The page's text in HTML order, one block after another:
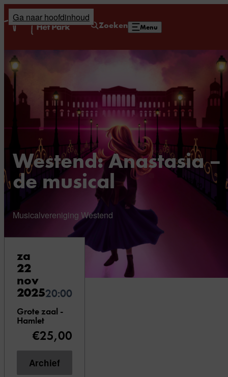
Ga naar hoofdinhoud
Zoeken Menu
Home
Westend: Anastasia –
de musical
Musicalvereniging Westend
za
22
nov
202520:00
Grote zaal -
Hamlet
€25,00
Archief